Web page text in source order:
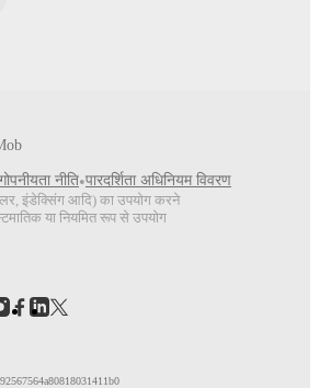
गोपनीयता नीति•पारदर्शिता अधिनियम विवरण
इंडेक्सिंग आदि) का उपयोग करने
या नियमित रूप से उपयोग